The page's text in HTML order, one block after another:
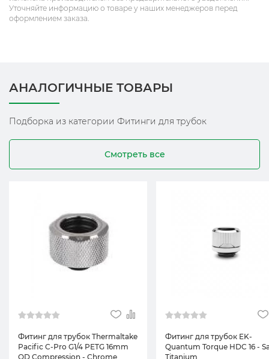
Уточняйте информацию о товаре у наших менеджеров перед
оформлением заказа.
АНАЛОГИЧНЫЕ ТОВАРЫ
Подборка из категории Фитинги для трубок
Смотреть все
Фитинг для трубок Thermaltake
Pacific C-Pro G1/4 PETG 16mm
OD Compression - Chrome
Фитинг для трубок EK-
Quantum Torque HDC 16 -
Titanium